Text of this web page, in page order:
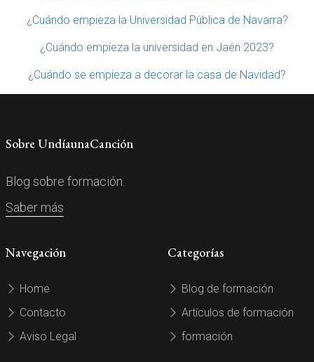
¿Cuándo empieza la Universidad Pública de Navarra?
¿Cuándo empieza la universidad en Jaén 2023?
¿Cuándo se empieza a decorar la casa de Navidad?
Sobre UndíaunaCanción
Blog sobre formación.
Saber más
Navegación
Home
Contacto
Aviso Legal
Categorías
Blog de formación
Artículos de formación
formación